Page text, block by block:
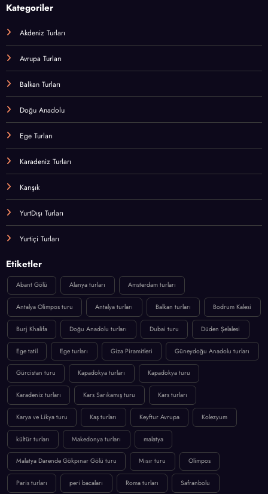
Kategoriler
Akdeniz Turları
Avrupa Turları
Balkan Turları
Doğu Anadolu
Ege Turları
Karadeniz Turları
Karışık
YurtDışı Turları
Yurtiçi Turları
Etiketler
Abant Gölü Alanya turları Amsterdam turları
Antalya Olimpos turu Antalya turları Balkan turları Bodrum Kalesi
Burj Khalifa Doğu Anadolu turları Dubai turu Düden Şelalesi
Ege tatil Ege turları Giza Piramitleri Güneydoğu Anadolu turları
Gürcistan turu Kapadokya turları Kapadokya turu
Karadeniz turları Kars Sarıkamış turu Kars turları
Karya ve Likya turu Kaş turları Keyftur Avrupa Kolezyum
kültür turları Makedonya turları malatya
Malatya Darende Gökpınar Gölü turu Mısır turu Olimpos
Paris turları peri bacaları Roma turları Safranbolu